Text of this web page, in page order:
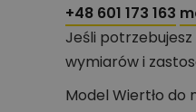
+48 601 173 163
Jeśli
wymiarów i
Model Wiertło